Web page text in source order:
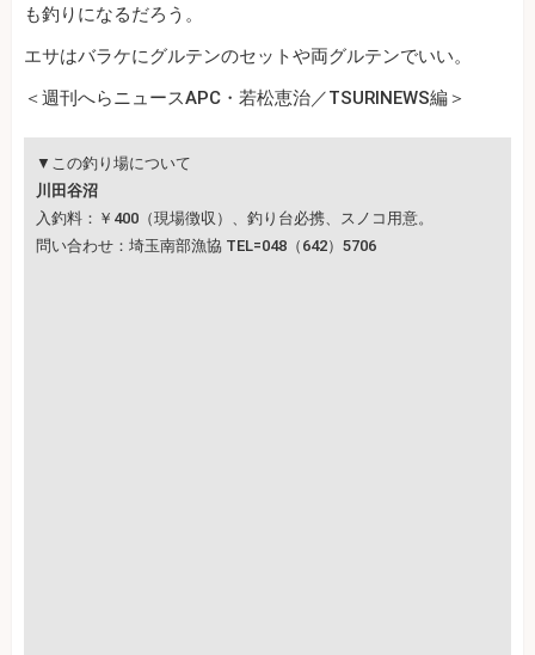
も釣りになるだろう。
エサはバラケにグルテンのセットや両グルテンでいい。
＜週刊へらニュースAPC・若松恵治／TSURINEWS編＞
▼この釣り場について
川田谷沼
入釣料：￥400（現場徴収）、釣り台必携、スノコ用意。
問い合わせ：埼玉南部漁協 TEL=048（642）5706